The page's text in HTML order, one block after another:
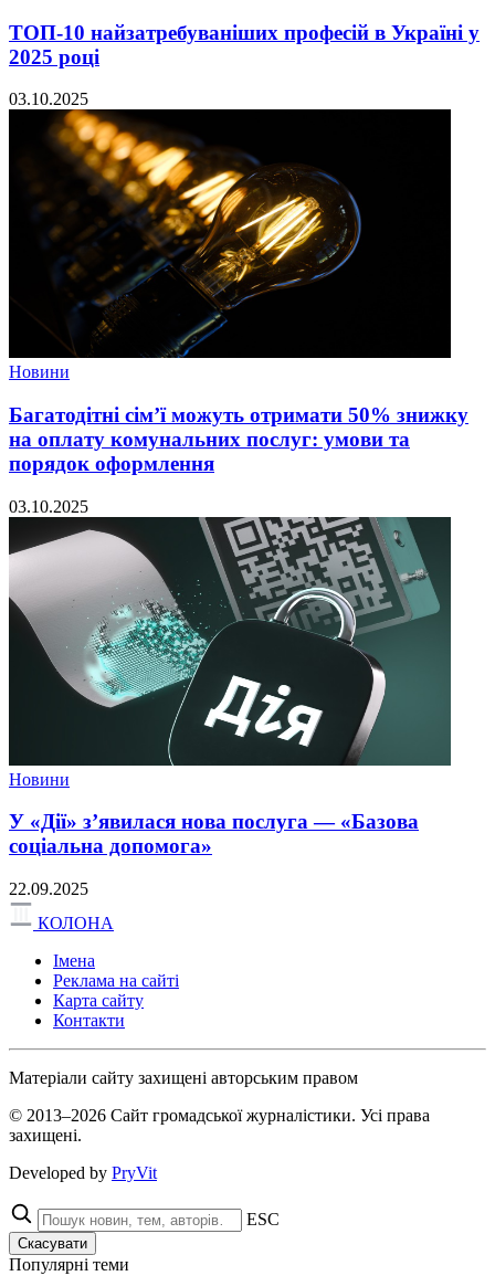
ТОП-10 найзатребуваніших професій в Україні у
2025 році
03.10.2025
Новини
Багатодітні сім’ї можуть отримати 50% знижку
на оплату комунальних послуг: умови та
порядок оформлення
03.10.2025
Новини
У «Дії» з’явилася нова послуга — «Базова
соціальна допомога»
22.09.2025
КОЛОНА
Імена
Реклама на сайті
Карта сайту
Контакти
Матеріали сайту захищені авторським правом
© 2013–2026 Сайт громадської журналістики. Усі права
захищені.
Developed by PryVit
ESC
Скасувати
Популярні теми